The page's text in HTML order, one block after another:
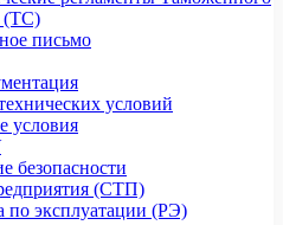
(ТС)
письмо
условий
условия
безопасности
(СТП)
по эксплуатации (РЭ)